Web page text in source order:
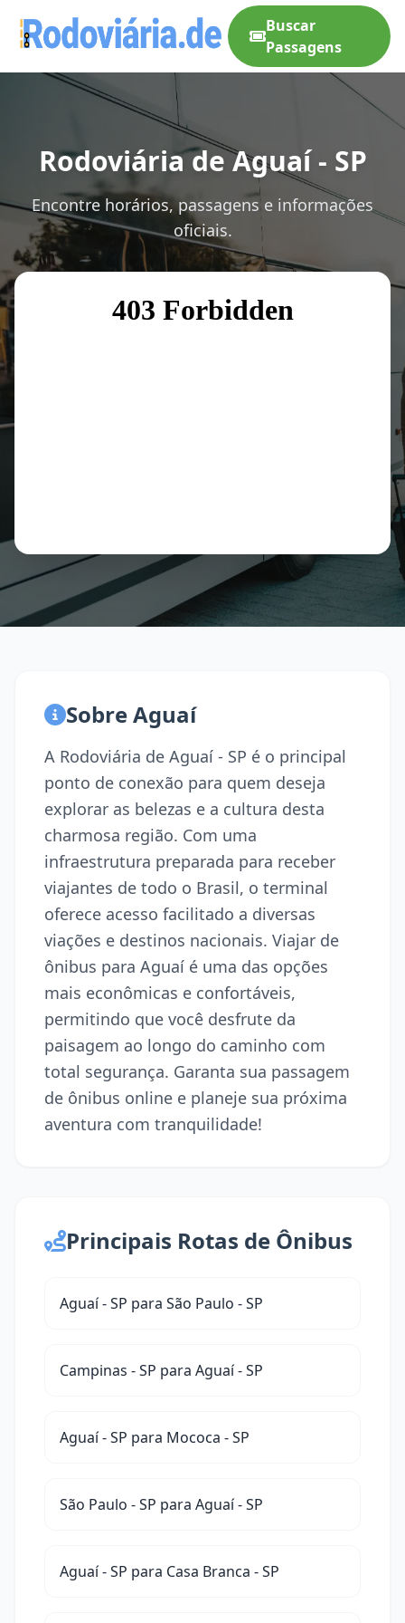
Buscar
Passagens
Rodoviária de Aguaí - SP
Encontre horários, passagens e informações
oficiais.
Sobre Aguaí
A Rodoviária de Aguaí - SP é o principal
ponto de conexão para quem deseja
explorar as belezas e a cultura desta
charmosa região. Com uma
infraestrutura preparada para receber
viajantes de todo o Brasil, o terminal
oferece acesso facilitado a diversas
viações e destinos nacionais. Viajar de
ônibus para Aguaí é uma das opções
mais econômicas e confortáveis,
permitindo que você desfrute da
paisagem ao longo do caminho com
total segurança. Garanta sua passagem
de ônibus online e planeje sua próxima
aventura com tranquilidade!
Principais Rotas de Ônibus
Aguaí - SP para São Paulo - SP
Campinas - SP para Aguaí - SP
Aguaí - SP para Mococa - SP
São Paulo - SP para Aguaí - SP
Aguaí - SP para Casa Branca - SP